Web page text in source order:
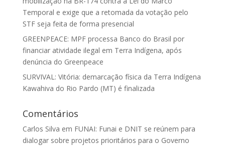
Temporal e exige que a retomada da votação pelo
STF seja feita de forma presencial
GREENPEACE: MPF processa Banco do Brasil por
financiar atividade ilegal em Terra Indígena, após
denúncia do Greenpeace
SURVIVAL: Vitória: demarcação física da Terra Indígena
Kawahiva do Rio Pardo (MT) é finalizada
Comentários
Carlos Silva em FUNAI: Funai e DNIT se reúnem para
dialogar sobre projetos prioritários para o Governo